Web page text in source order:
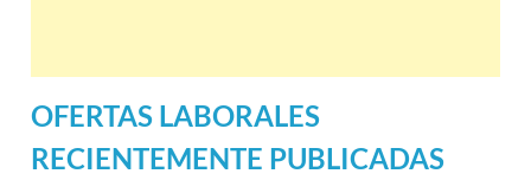
OFERTAS LABORALES
RECIENTEMENTE PUBLICADAS